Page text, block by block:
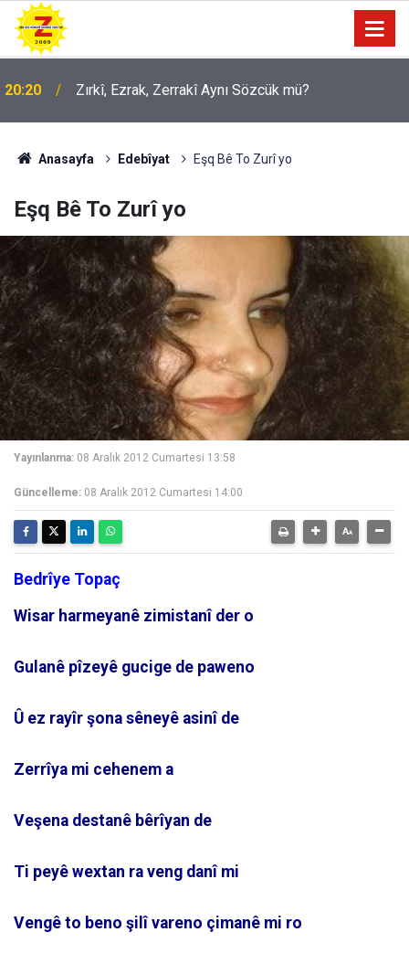
09:56 Ji Zilma Partîzanan Nimûneyeka Piçûk
Anasayfa Edebîyat Eşq Bê To Zurî yo
Eşq Bê To Zurî yo
Yayınlanma: 08 Aralık 2012 Cumartesi 13:58
Güncelleme: 08 Aralık 2012 Cumartesi 14:00
Bedrîye Topaç
Wisar harmeyanê zimistanî der o
Gulanê pîzeyê gucige de paweno
Û ez rayîr şona sêneyê asinî de
Zerrîya mi cehenem a
Veşena destanê bêrîyan de
Ti peyê wextan ra veng danî mi
Vengê to beno şilî vareno çimanê mi ro